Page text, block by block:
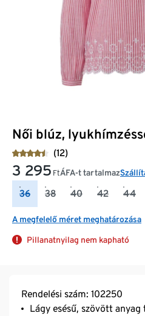
Női blúz,
(12)
3 295 FtÁFA-t tartalmaz
36 38 40 42 44
A megfelelő méret meghatározása
Pillanatnyilag nem kapható
Rendelési szám: 102250
Lágy esésű, szövött